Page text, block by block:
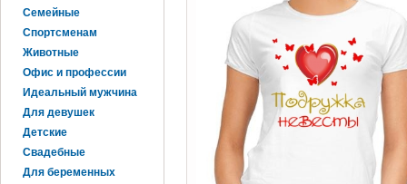
Семейные
Спортсменам
Животные
Офис и профессии
Идеальный мужчина
Для девушек
Детские
Свадебные
Для беременных